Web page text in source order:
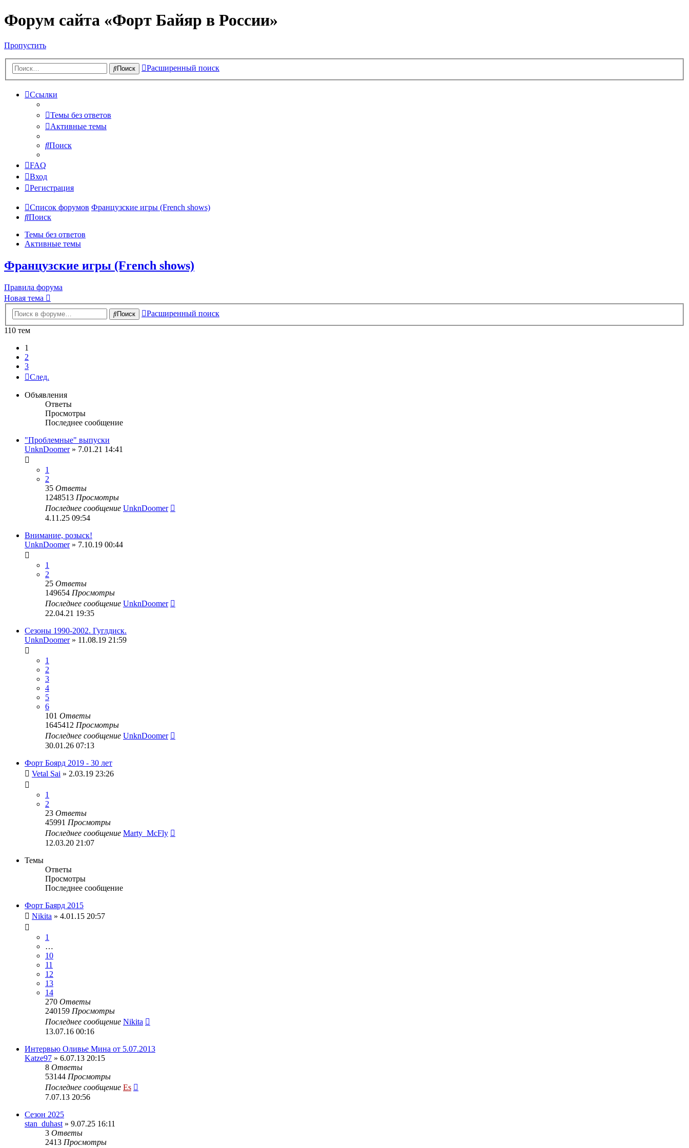
Форум сайта «Форт Байяр в России»
Пропустить
Поиск Расширенный поиск
Ссылки
Темы без ответов
Активные темы
Поиск
FAQ
Вход
Регистрация
Список форумов Французские игры (French shows)
Поиск
Темы без ответов
Активные темы
Французские игры (French shows)
Правила форума
Новая тема
Поиск
Расширенный поиск
110 тем
1
2
3
След.
Объявления
Ответы
Просмотры
Последнее сообщение
"Проблемные" выпуски
UnknDoomer» 7.01.21 14:41
1
2
35 Ответы
1248513 Просмотры
Последнее сообщение UnknDoomer
4.11.25 09:54
Внимание, розыск!
UnknDoomer» 7.10.19 00:44
1
2
25 Ответы
149654 Просмотры
Последнее сообщение UnknDoomer
22.04.21 19:35
Сезоны 1990-2002. Гуглдиск.
UnknDoomer» 11.08.19 21:59
1
2
3
4
5
6
101 Ответы
1645412 Просмотры
Последнее сообщение UnknDoomer
30.01.26 07:13
Форт Боярд 2019 - 30 лет
Vetal Sai » 2.03.19 23:26
1
2
23 Ответы
45991 Просмотры
Последнее сообщение Marty_McFly
12.03.20 21:07
Темы
Ответы
Просмотры
Последнее сообщение
Форт Баярд 2015
Nikita » 4.01.15 20:57
1
…
10
11
12
13
14
270 Ответы
240159 Просмотры
Последнее сообщение Nikita
13.07.16 00:16
Интервью Оливье Мина от 5.07.2013
Katze97 » 6.07.13 20:15
8 Ответы
53144 Просмотры
Последнее сообщение Es
7.07.13 20:56
Сезон 2025
stan_duhast » 9.07.25 16:11
3 Ответы
2413 Просмотры